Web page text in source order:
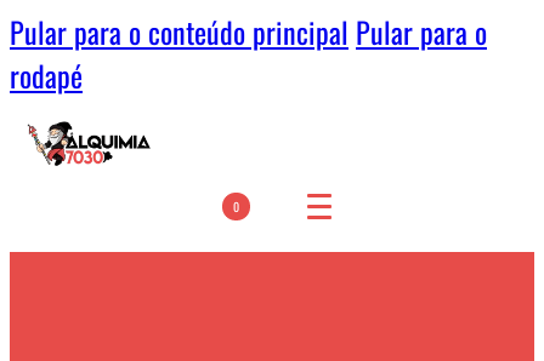
Pular para o conteúdo principal Pular para o
rodapé
0